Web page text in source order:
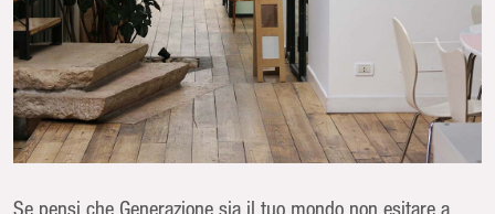
Se pensi che Generazione sia il tuo mondo non esitare a